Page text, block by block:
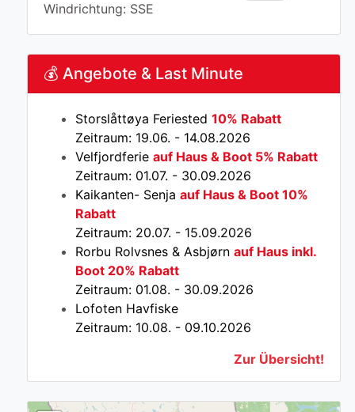
Windrichtung: SSE
💰 Angebote & Last Minute
Storslåttøya Feriested 10% Rabatt
Zeitraum: 19.06. - 14.08.2026
Velfjordferie auf Haus & Boot 5% Rabatt
Zeitraum: 01.07. - 30.09.2026
Kaikanten- Senja auf Haus & Boot 10%
Rabatt
Zeitraum: 20.07. - 15.09.2026
Rorbu Rolvsnes & Asbjørn auf Haus inkl.
Boot 20% Rabatt
Zeitraum: 01.08. - 30.09.2026
Lofoten Havfiske
Zeitraum: 10.08. - 09.10.2026
Zur Übersicht!